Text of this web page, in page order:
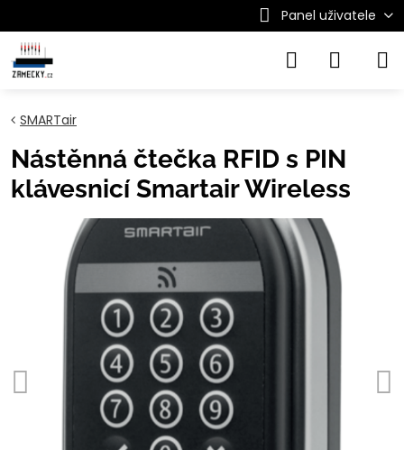
Panel uživatele
SMARTair
Nástěnná čtečka RFID s PIN
klávesnicí Smartair Wireless